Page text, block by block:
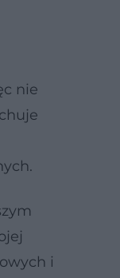
nie
i